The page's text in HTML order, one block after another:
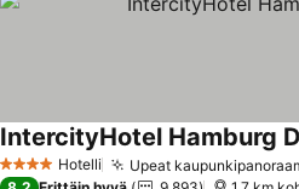
4 Tähtiluokitus
Hotelli Upeat
IntercityHotel Hamburg